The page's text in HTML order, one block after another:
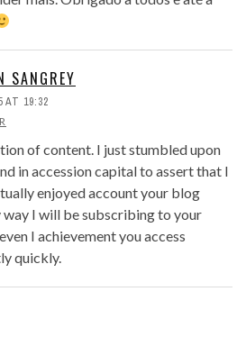
SANGREY
AT 19:32
of content. I just stumbled upon
in accession capital to assert that I
enjoyed account your blog
way I will be subscribing to your
I achievement you access
quickly.